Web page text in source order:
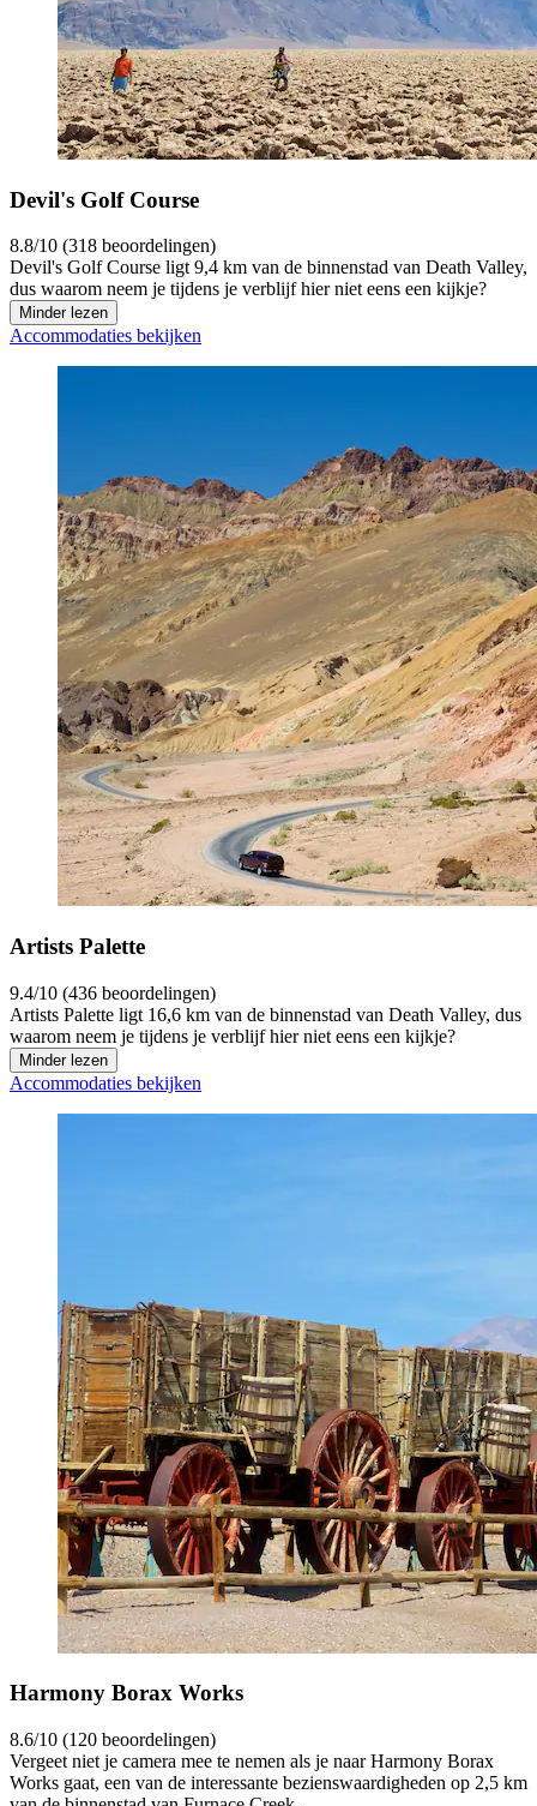
Devil's Golf Course
8.8/10 (318 beoordelingen)
Devil's Golf Course ligt 9,4 km van de binnenstad van Death Valley,
dus waarom neem je tijdens je verblijf hier niet eens een kijkje?
Minder lezen
Accommodaties bekijken
Artists Palette
9.4/10 (436 beoordelingen)
Artists Palette ligt 16,6 km van de binnenstad van Death Valley, dus
waarom neem je tijdens je verblijf hier niet eens een kijkje?
Minder lezen
Accommodaties bekijken
Harmony Borax Works
8.6/10 (120 beoordelingen)
Vergeet niet je camera mee te nemen als je naar Harmony Borax
Works gaat, een van de interessante bezienswaardigheden op 2,5 km